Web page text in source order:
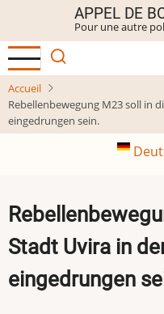
contenu
principal
APPEL DE
Pour une autre
Accueil
Rebellenbewegung M23 soll in
eingedrungen sein.
Stadt Uvira in
eingedrungen